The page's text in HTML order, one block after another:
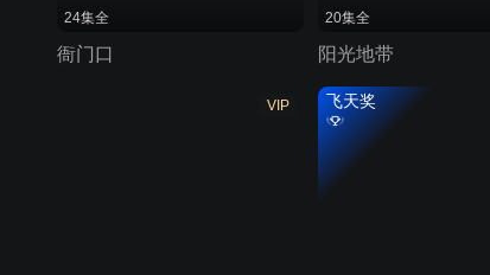
24集全
衙门口
20集全
阳光地带
VIP 飞天奖